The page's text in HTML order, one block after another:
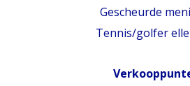
Gescheurde
Tennis/golfer